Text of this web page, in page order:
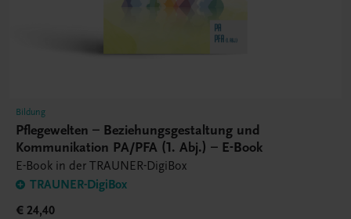
Bildung
Pflegewelten – Beziehungsgestaltung und
Kommunikation PA/PFA (1. Abj.) – E-Book
E-Book in der TRAUNER-DigiBox
TRAUNER-DigiBox
€ 24,40